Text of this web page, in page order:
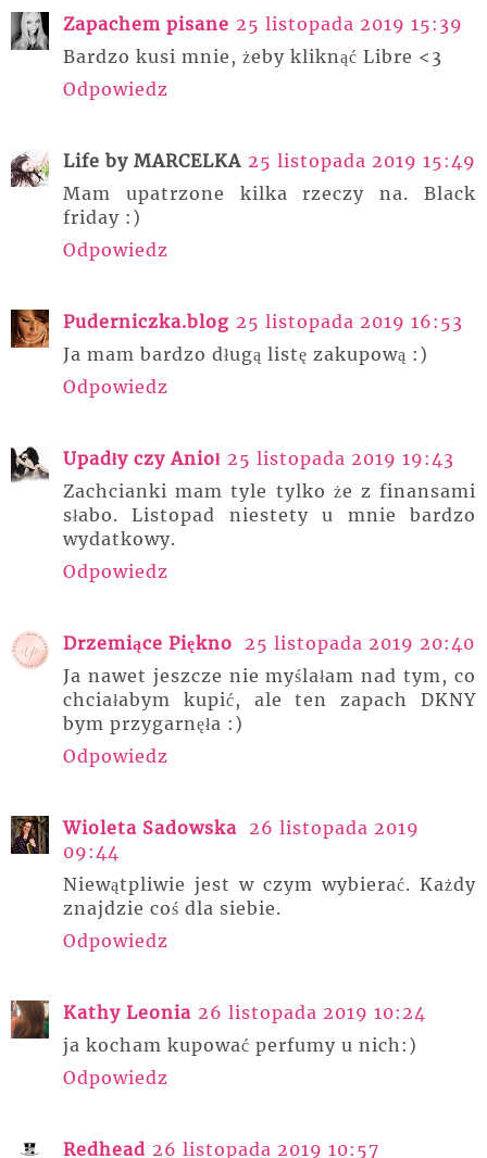
Zapachem pisane 25 listopada 2019 15:39
Bardzo kusi mnie, żeby kliknąć Libre <3
Odpowiedz
Life by MARCELKA 25 listopada 2019 15:49
Mam upatrzone kilka rzeczy na. Black
friday :)
Odpowiedz
Puderniczka.blog 25 listopada 2019 16:53
Ja mam bardzo długą listę zakupową :)
Odpowiedz
Upadły czy Anioł 25 listopada 2019 19:43
Zachcianki mam tyle tylko że z finansami
słabo. Listopad niestety u mnie bardzo
wydatkowy.
Odpowiedz
Drzemiące Piękno 25 listopada 2019 20:40
Ja nawet jeszcze nie myślałam nad tym, co
chciałabym kupić, ale ten zapach DKNY
bym przygarnęła :)
Odpowiedz
Wioleta Sadowska 26 listopada 2019
09:44
Niewątpliwie jest w czym wybierać. Każdy
znajdzie coś dla siebie.
Odpowiedz
Kathy Leonia 26 listopada 2019 10:24
ja kocham kupować perfumy u nich:)
Odpowiedz
Redhead 26 listopada 2019 10:57